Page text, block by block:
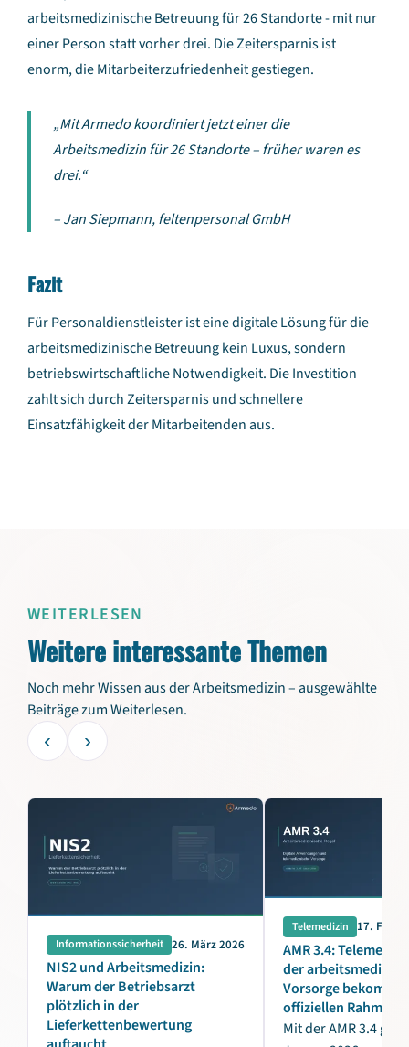
arbeitsmedizinische Betreuung für 26 Standorte - mit nur
einer Person statt vorher drei. Die Zeitersparnis ist
enorm, die Mitarbeiterzufriedenheit gestiegen.
„Mit Armedo koordiniert jetzt einer die
Arbeitsmedizin für 26 Standorte – früher waren es
drei.“
– Jan Siepmann, feltenpersonal GmbH
Fazit
Für Personaldienstleister ist eine digitale Lösung für die
arbeitsmedizinische Betreuung kein Luxus, sondern
betriebswirtschaftliche Notwendigkeit. Die Investition
zahlt sich durch Zeitersparnis und schnellere
Einsatzfähigkeit der Mitarbeitenden aus.
WEITERLESEN
Weitere interessante Themen
Noch mehr Wissen aus der Arbeitsmedizin – ausgewählte
Beiträge zum Weiterlesen.
‹ ›
Informationssicherheit 26. März 2026
NIS2 und Arbeitsmedizin:
Warum der Betriebsarzt
plötzlich in der
Lieferkettenbewertung
Telemedizin 17.
AMR 3.4:
der
Vorsorge bekommt
offiziellen Rahmen
Mit der AMR 3.4 gibt